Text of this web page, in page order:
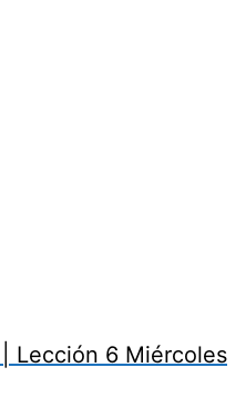
| Lección 6 Miércoles